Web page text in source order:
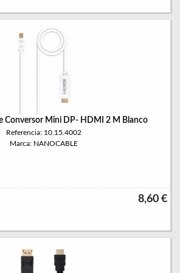
Conversor Mini DP- HDMI 2 M Blanco
Referencia: 10.15.4002
Marca: NANOCABLE
8,60 €